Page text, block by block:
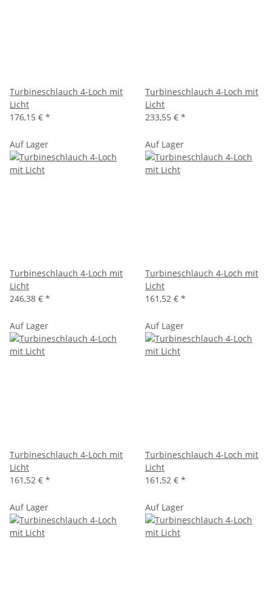
Turbineschlauch 4-Loch mit
Licht
176,15 € *
Turbineschlauch 4-Loch mit
Licht
233,55 € *
Auf Lager
Turbineschlauch 4-Loch mit
Licht
246,38 € *
Auf Lager
Turbineschlauch 4-Loch mit
Licht
161,52 € *
Auf Lager
Turbineschlauch 4-Loch mit
Licht
161,52 € *
Auf Lager
Turbineschlauch 4-Loch mit
Licht
161,52 € *
Auf Lager Auf Lager